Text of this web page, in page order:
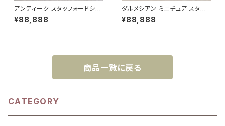
アンティーク スタッフォードシャ
ードッグ 高さ26cm
¥88,888
ダルメシアン ミニチュア スタッフ
ォードシャードッグ 高さ2.5cm
¥88,888
商品一覧に戻る
CATEGORY